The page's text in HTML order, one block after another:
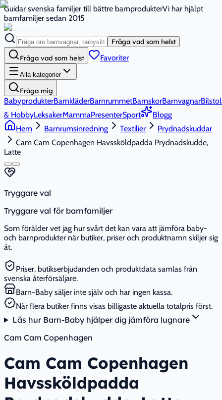
Guidar svenska familjer till bättre barnprodukterVi har hjälpt
barnfamiljer sedan 2015
Fråga vad som helst
Fråga vad som helst Favoriter
Alla kategorier
Fråga mig
BabyprodukterBarnkläderBarnrummetBarnskorBarnvagnar
& HobbyLeksakerMammaPresenterSport
Blogg
Hem
Barnrumsinredning Textilier
Prydnadskuddar
Cam Cam Copenhagen Havssköldpadda Prydnadskudde,
Latte
Tryggare val
Tryggare val för barnfamiljer
Som förälder vet jag hur svårt det kan vara att jämföra baby-
och barnprodukter när butiker, priser och produktnamn skiljer sig
åt.
Priser, butikserbjudanden och produktdata samlas från
svenska återförsäljare.
Barn-Baby säljer inte själv och har ingen kassa.
När flera butiker finns visas billigaste aktuella totalpris först.
Läs hur Barn-Baby hjälper dig jämföra lugnare
Cam Cam Copenhagen
Cam Cam Copenhagen
Havssköldpadda